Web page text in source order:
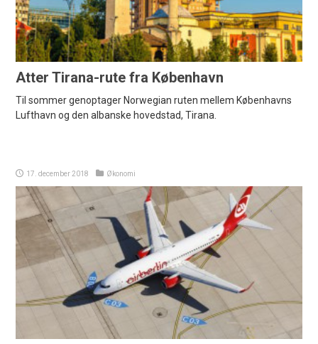
Atter Tirana-rute fra København
Til sommer genoptager Norwegian ruten mellem Københavns
Lufthavn og den albanske hovedstad, Tirana.
17. december 2018 Økonomi